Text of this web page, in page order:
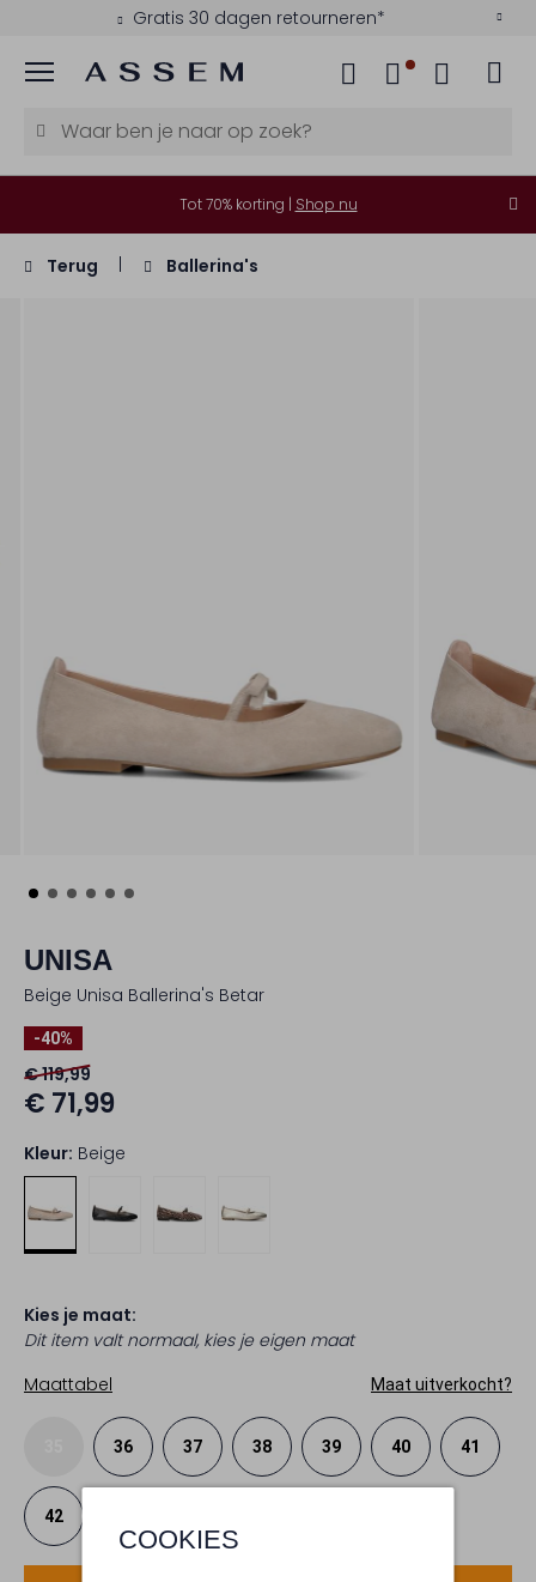
Gratis 30 dagen retourneren*
Menu
COOKIES
Tot 70% korting | Shop nu
Terug Ballerina's
UNISA
Beige Unisa Ballerina's Betar
-40%
€ 119,99
€ 71,99
Kleur: Beige
Kies je maat:
Dit item valt normaal, kies je eigen maat
Maattabel
Maat uitverkocht?
36 37 38 39 40 41
42